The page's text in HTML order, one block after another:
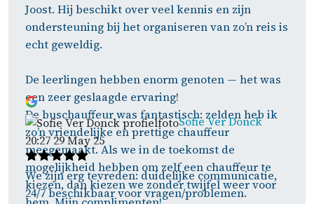
Joost. Hij beschikt over veel kennis en zijn
ondersteuning bij het organiseren van zo’n reis is
echt geweldig.
De leerlingen hebben enorm genoten — het was
een zeer geslaagde ervaring!
De buschauffeur was fantastisch: zelden heb ik
zo’n vriendelijke en prettige chauffeur
meegemaakt. Als we in de toekomst de
mogelijkheid hebben om zelf een chauffeur te
kiezen, dan kiezen we zonder twijfel weer voor
Sofie Ver Donck
20:27 29 May 25
We zijn erg tevreden: duidelijke communicatie,
24/7 beschikbaar voor vragen/problemen.